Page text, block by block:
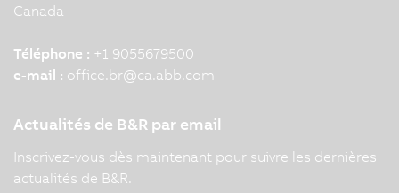
Canada
Téléphone : +1 9055679500
e-mail : office.br@ca.abb.com
Actualités de B&R par email
Inscrivez-vous dès maintenant pour suivre les dernières
actualités de B&R.